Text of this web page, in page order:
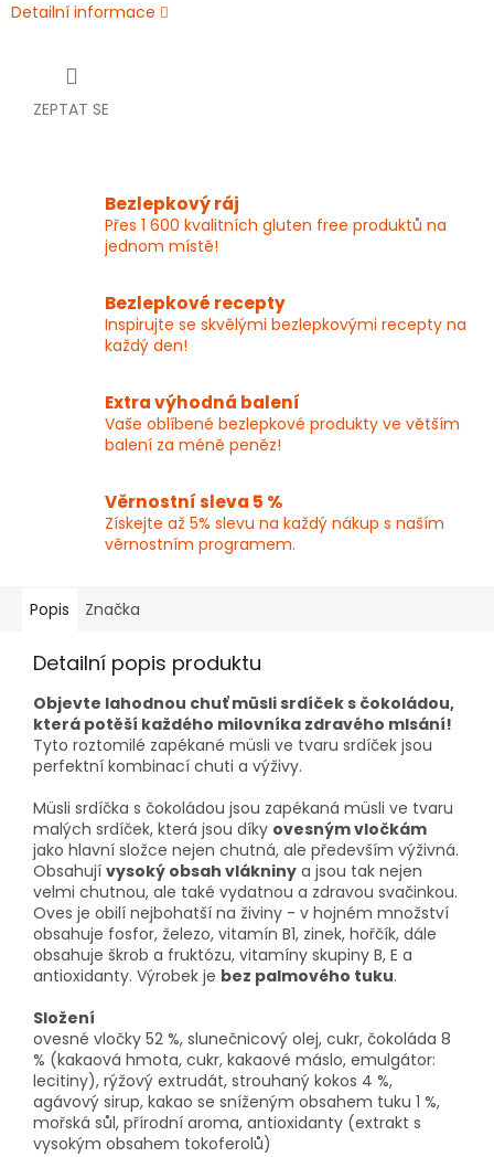
Detailní informace
ZEPTAT SE
Bezlepkový ráj
Přes 1 600 kvalitních gluten free produktů na
jednom místě!
Bezlepkové recepty
Inspirujte se skvělými bezlepkovými recepty na
každý den!
Extra výhodná balení
Vaše oblíbené bezlepkové produkty ve větším
balení za méně peněz!
Věrnostní sleva 5 %
Získejte až 5% slevu na každý nákup s naším
věrnostním programem.
Popis Značka
Detailní popis produktu
Objevte lahodnou chuť müsli srdíček s čokoládou,
která potěší každého milovníka zdravého mlsání!
Tyto roztomilé zapékané müsli ve tvaru srdíček jsou
perfektní kombinací chuti a výživy.
Müsli srdíčka s čokoládou jsou zapékaná müsli ve tvaru
malých srdíček, která jsou díky ovesným vločkám
jako hlavní složce nejen chutná, ale především výživná.
Obsahují vysoký obsah vlákniny a jsou tak nejen
velmi chutnou, ale také vydatnou a zdravou svačinkou.
Oves je obilí nejbohatší na živiny - v hojném množství
obsahuje fosfor, železo, vitamín B1, zinek, hořčík, dále
obsahuje škrob a fruktózu, vitamíny skupiny B, E a
antioxidanty. Výrobek je bez palmového tuku.
Složení
ovesné vločky 52 %, slunečnicový olej, cukr, čokoláda 8
% (kakaová hmota, cukr, kakaové máslo, emulgátor:
lecitiny), rýžový extrudát, strouhaný kokos 4 %,
agávový sirup, kakao se sníženým obsahem tuku 1 %,
mořská sůl, přírodní aroma, antioxidanty (extrakt s
vysokým obsahem tokoferolů)